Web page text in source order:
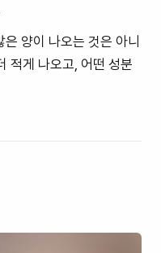
양이 나오는 것은 아니
적게 나오고, 어떤 성분